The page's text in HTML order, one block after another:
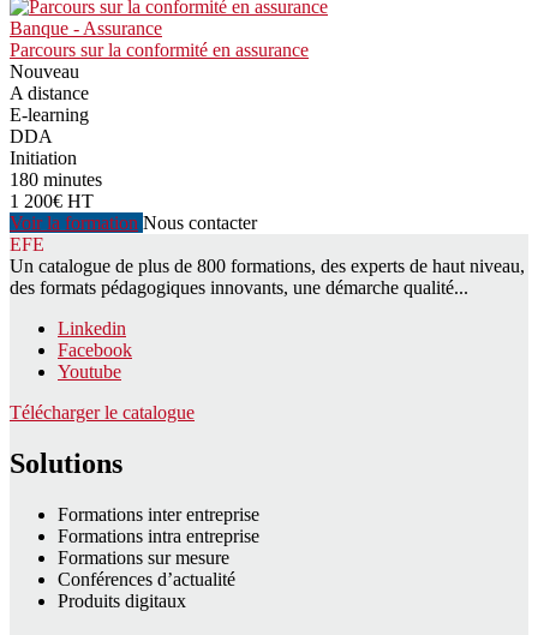
Banque - Assurance
Parcours sur la conformité en assurance
Nouveau
A distance
E-learning
DDA
Initiation
180 minutes
1 200€ HT
Voir la formation Nous contacter
EFE
Un catalogue de plus de 800 formations, des experts de haut niveau,
des formats pédagogiques innovants, une démarche qualité...
Linkedin
Facebook
Youtube
Télécharger le catalogue
Solutions
Formations inter entreprise
Formations intra entreprise
Formations sur mesure
Conférences d’actualité
Produits digitaux